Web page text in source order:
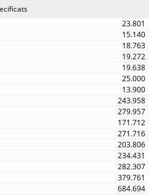
23.801
15.140
18.763
19.272
19.638
25.000
13.900
243.958
279.957
171.712
271.716
203.806
234.431
282.307
379.761
684.694